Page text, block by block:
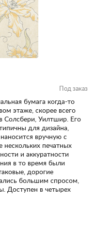
Под заказ
бумага когда-то
этаже, скорее всего
Солсбери, Уилтшир. Его
для дизайна,
вручную с
нескольких печатных
и аккуратности
в то время были
дорогие
большим спросом,
Доступен в четырех